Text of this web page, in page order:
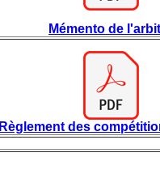
Mémento de
Règlement des